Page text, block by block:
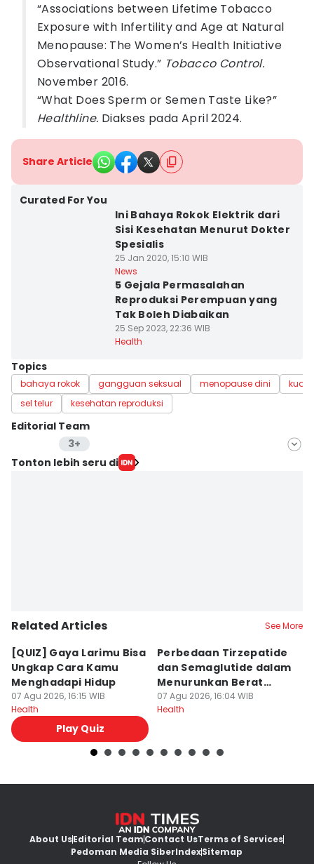
“Associations between Lifetime Tobacco
Exposure with Infertility and Age at Natural
Menopause: The Women’s Health Initiative
Observational Study.” Tobacco Control.
November 2016.
“What Does Sperm or Semen Taste Like?”
Healthline. Diakses pada April 2024.
Share Article
Curated For You
Ini Bahaya Rokok Elektrik dari
Sisi Kesehatan Menurut Dokter
Spesialis
25 Jan 2020, 15:10 WIB
News
5 Gejala Permasalahan
Reproduksi Perempuan yang
Tak Boleh Diabaikan
25 Sep 2023, 22:36 WIB
Health
Topics
bahaya rokok gangguan seksual menopause dini
sel telur
kesehatan reproduksi
Editorial Team
3+
Editor
Tonton lebih seru di
Related Articles See More
[QUIZ] Gaya Larimu Bisa
Ungkap Cara Kamu
Menghadapi Hidup
07 Agu 2026, 16:15 WIB
Health
Play Quiz
Perbedaan Tirzepatide
dan Semaglutide dalam
Menurunkan Berat
Badan
07 Agu 2026, 16:04 WIB
Health
About UsEditorial TeamContact UsTerms of Services
Pedoman Media SiberIndexSitemap